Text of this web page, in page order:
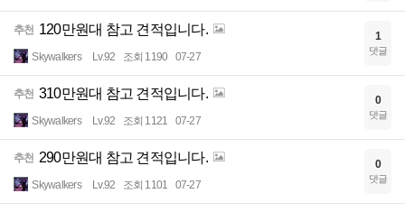
추천 120만원대 참고 견적입니다.
Skywalkers Lv.92 조회 1190 07-27
1
댓글
추천 310만원대 참고 견적입니다.
Skywalkers Lv.92 조회 1121 07-27
0
댓글
추천 290만원대 참고 견적입니다.
Skywalkers Lv.92 조회 1101 07-27
0
댓글